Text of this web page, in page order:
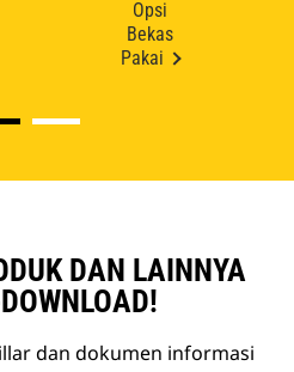
Opsi
Bekas
Pakai
DAN LAINNYA
dan dokumen informasi